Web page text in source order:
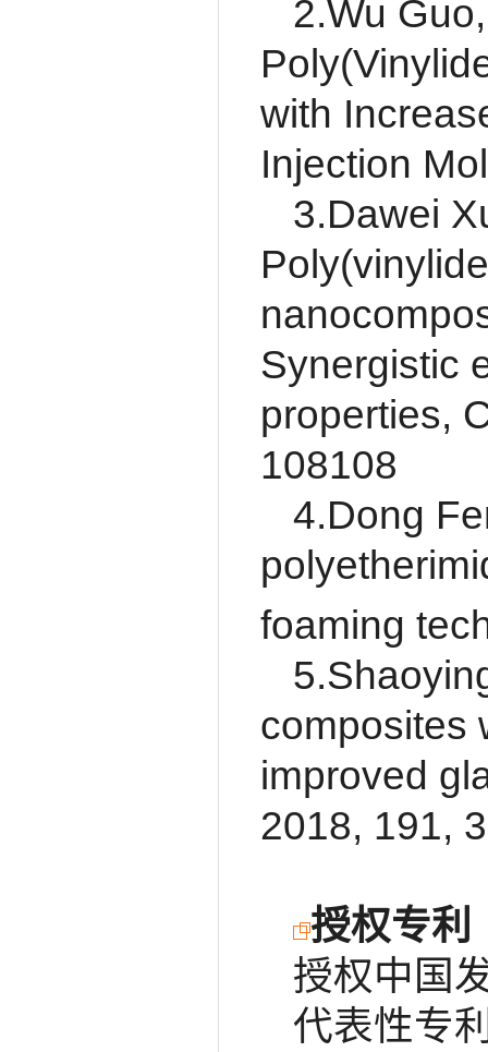
2.Wu
with
Injection
3.Dawei
Synergistic
properties,
108108
4.Dong
foaming
composites
improved
2018, 191,
授权专利
授权中国
代表性专